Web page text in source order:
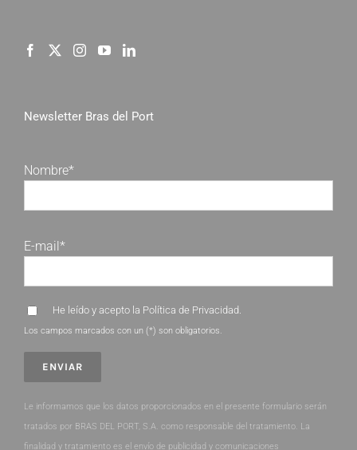
Newsletter Bras del Port
Nombre*
E-mail*
He leído y acepto la Política de Privacidad.
Los campos marcados con un (*) son obligatorios.
Le informamos que los datos proporcionados en el presente formulario serán
tratados por BRAS DEL PORT, S.A. como responsable del tratamiento. La
finalidad y tratamiento es el envío de publicidad y comunicaciones